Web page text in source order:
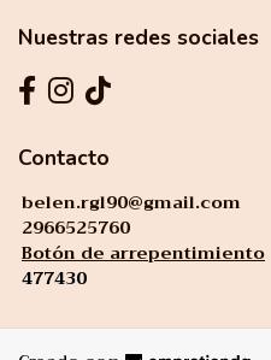
Nuestras redes sociales
Contacto
belen.rgl90@gmail.com
2966525760
Botón de arrepentimiento
477430